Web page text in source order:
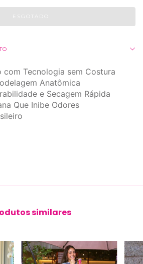
Tecnologia sem Costura
Anatômica
e Secagem Rápida
Que Inibe Odores
similares